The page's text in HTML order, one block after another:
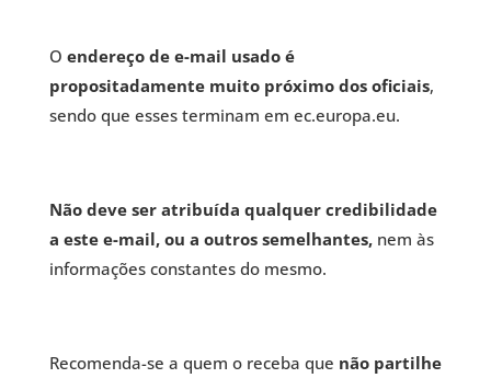
O endereço de e-mail usado é
propositadamente muito próximo dos oficiais,
sendo que esses terminam em ec.europa.eu.
Não deve ser atribuída qualquer credibilidade
a este e-mail, ou a outros semelhantes,nem às
informações constantes do mesmo.
Recomenda-se a quem o receba que não partilhe